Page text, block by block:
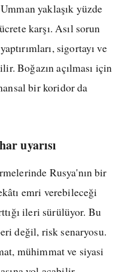
yaklaşık yüzde
karşı. Asıl sorun
sigortayı ve
Boğazın açılması için
bir koridor da
uyarısı
Rusya'nın bir
emri verebileceği
ileri sürülüyor. Bu
değil, risk senaryosu.
mühimmat ve siyasi